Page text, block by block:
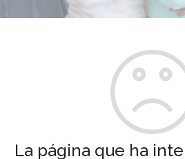
La página que ha